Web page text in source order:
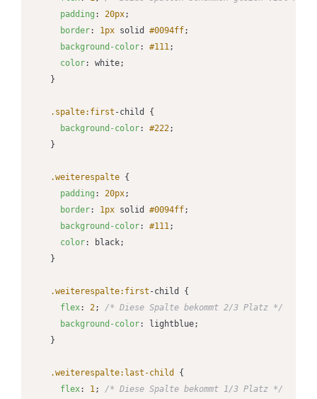
padding : 20px;
border: 1px solid #0094ff;
background-color: #111 ;
color: white;
    }
.spalte:first -child {
background-color: #222;
    }
.weiterespalte {
padding : 20px;
border: 1px solid #0094ff;
background-color: #111 ;
color: black;
    }
.weiterespalte:first -child {
flex: 2; /* Diese Spalte bekommt 2/3 Platz */
background-color: lightblue;
.weiterespalte:last-child
{
flex: 1 ; /* Diese Spalte bekommt 1/3 Platz */